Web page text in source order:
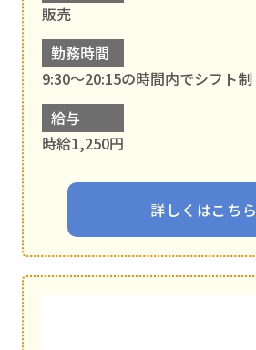
販売
勤務時間
9:30～20:15の時間内でシフト制
給与
時給1,250円
詳しくはこちら